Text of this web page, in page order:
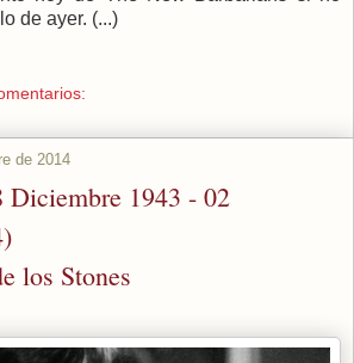
de ayer. (...)
de 2014
Diciembre 1943 - 02
los Stones